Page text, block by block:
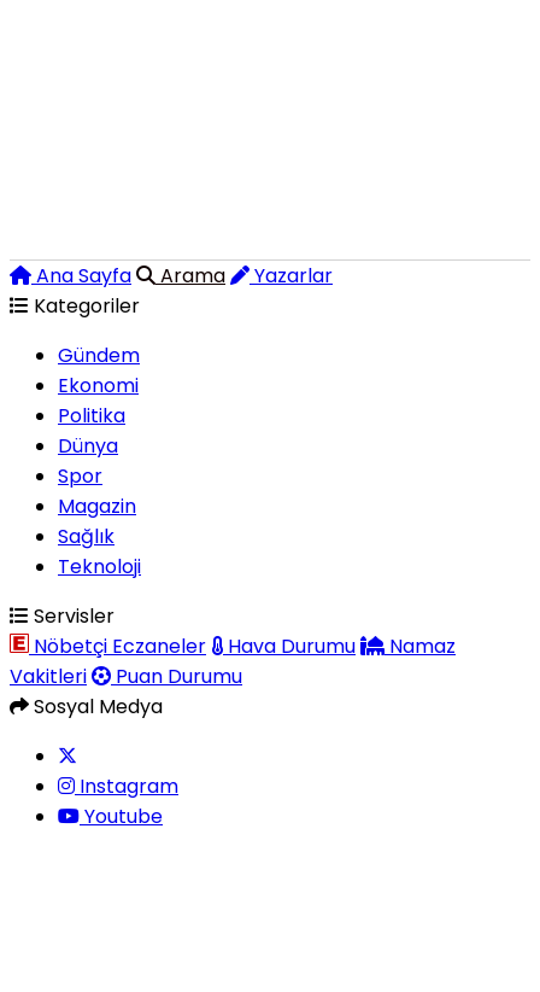
Ana Sayfa Arama
Yazarlar
Kategoriler
Gündem
Ekonomi
Politika
Dünya
Spor
Magazin
Sağlık
Teknoloji
Servisler
Nöbetçi Eczaneler
Hava Durumu
Namaz
Vakitleri
Puan Durumu
Sosyal Medya
Instagram
Youtube